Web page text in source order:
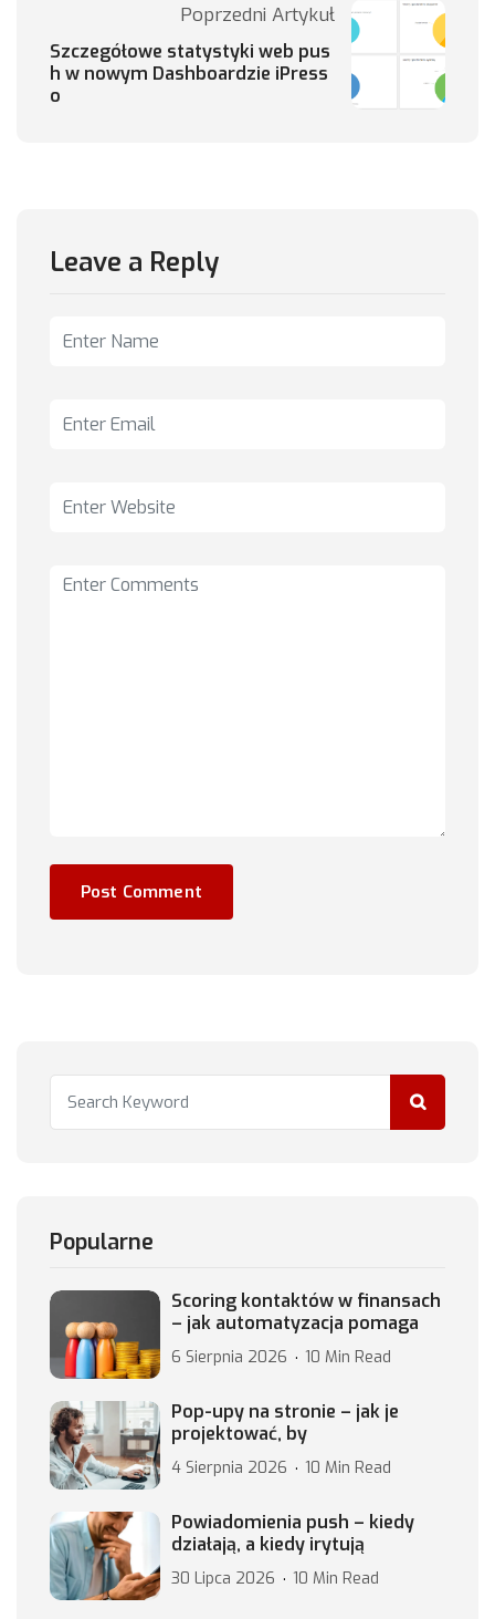
Poprzedni Artykuł
Szczegółowe statystyki web pus
h w nowym Dashboardzie iPress
o
Leave a Reply
Popularne
Scoring kontaktów w finansach
– jak automatyzacja pomaga
6 Sierpnia 2026 10 Min Read
Pop-upy na stronie – jak je
projektować, by
4 Sierpnia 2026 10 Min Read
Powiadomienia push – kiedy
działają, a kiedy irytują
30 Lipca 2026 10 Min Read